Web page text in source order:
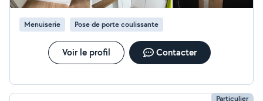
Menuiserie Pose de porte coulissante
Voir le profil Contacter
Particulier